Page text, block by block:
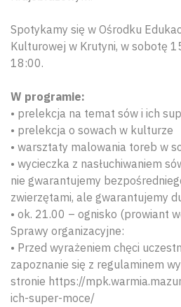
Spotykamy się w Ośrodku
Kulturowej w Krutyni, w sobotę
18:00.
W programie:
• prelekcja na temat sów i ich
• prelekcja o sowach w kulturze
• warsztaty malowania toreb w
• wycieczka z nasłuchiwaniem
nie gwarantujemy
zwierzętami, ale gwarantujemy
• ok. 21.00 – ognisko (prowiant
Sprawy organizacyjne:
• Przed wyrażeniem chęci
zapoznanie się z regulaminem
stronie https://
ich-super-moce/